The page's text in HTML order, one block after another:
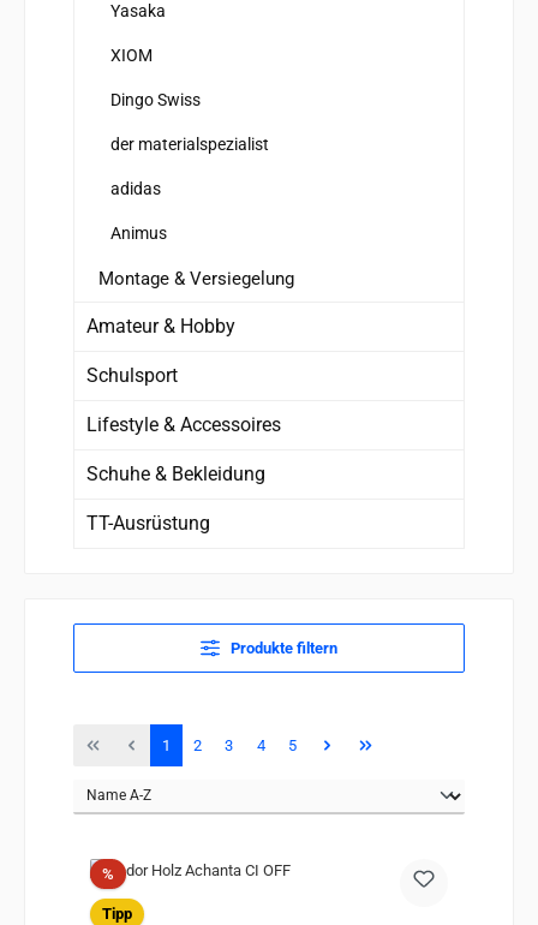
Yasaka
XIOM
Dingo Swiss
der materialspezialist
adidas
Animus
Montage & Versiegelung
Amateur & Hobby
Schulsport
Lifestyle & Accessoires
Schuhe & Bekleidung
TT-Ausrüstung
Produkte filtern
Seite
1 Seite
2 Seite
3 Seite
4 Seite
5
%Rabatt
Tipp